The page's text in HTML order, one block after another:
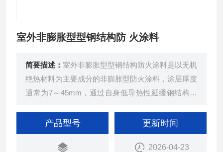
室外非膨胀型型钢结构防 火涂料
简要描述：室外非膨胀型型钢结构防火涂料是以无机
绝热材料为主要成分的非膨胀型防火涂料，涂层厚度
通常为7～45mm，通过自身低导热性延缓钢结构升
产品型号 更新时间
2026-04-23